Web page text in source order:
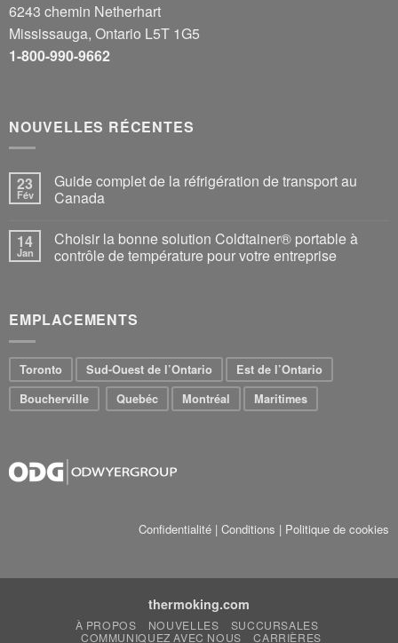
6243 chemin Netherhart
Mississauga, Ontario L5T 1G5
1-800-990-9662
NOUVELLES RÉCENTES
23
Fév
Guide complet de la réfrigération de transport au
Canada
14
Jan
Choisir la bonne solution Coldtainer® portable à
contrôle de température pour votre entreprise
EMPLACEMENTS
Toronto Sud-Ouest de l’Ontario
Est de l’Ontario
Boucherville
Quebéc Montréal Maritimes
Confidentialité | Conditions | Politique de cookies
thermoking.com
À PROPOS NOUVELLES
SUCCURSALES
COMMUNIQUEZ AVEC NOUS
CARRIÈRES